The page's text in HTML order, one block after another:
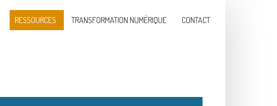
RESSOURCES TRANSFORMATION NUMÉRIQUE CONTACT